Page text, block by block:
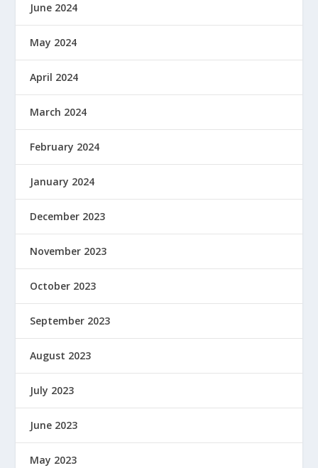
June 2024
May 2024
April 2024
March 2024
February 2024
January 2024
December 2023
November 2023
October 2023
September 2023
August 2023
July 2023
June 2023
May 2023